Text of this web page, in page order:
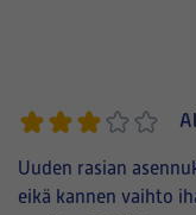
Uuden rasian
eikä kannen vaihto